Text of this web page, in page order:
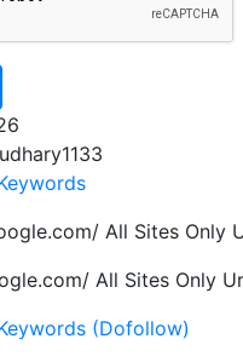
All Sites Only
All Sites Only
(Dofollow)